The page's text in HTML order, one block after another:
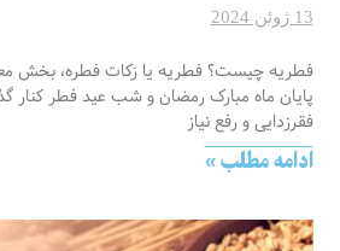
13 ژوئن 2024
فطریه چیست؟ فطریه یا زکات فطره، بخش
پایان ماه مبارک رمضان و شب عید فطر کنار
فقرزدایی و رفع نیاز
ادامه مطلب »